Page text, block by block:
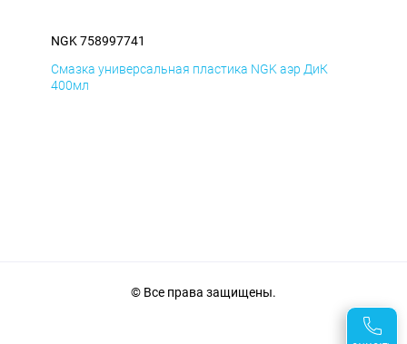
NGK 758997741
Смазка универсальная пластика NGK аэр ДиК
400мл
© Все права защищены.